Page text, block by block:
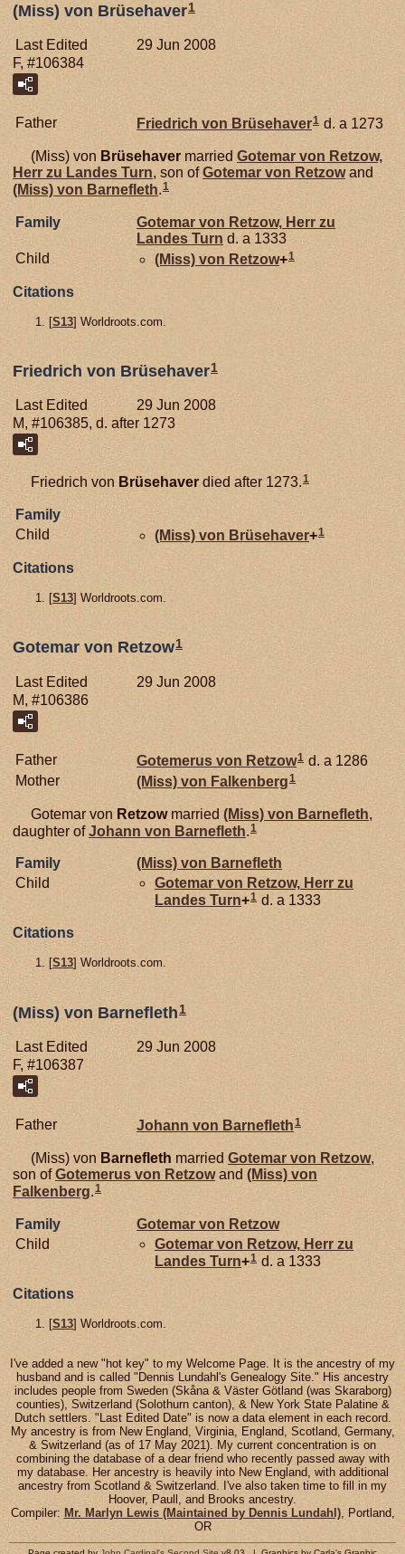
(Miss) von Brüsehaver1
Last Edited
29 Jun 2008
F, #106384
Father Friedrich von Brüsehaver1 d. a 1273
(Miss) von Brüsehaver married Gotemar von Retzow,
Herr zu Landes Turn, son ofGotemar von Retzowand
(Miss) von Barnefleth.1
Family Gotemar von Retzow, Herr zu
Landes Turn d. a 1333
Child
(Miss) von Retzow+1
Citations
[S13] Worldroots.com.
Friedrich von Brüsehaver1
Last Edited
29 Jun 2008
M, #106385, d. after 1273
Friedrich von Brüsehaver died after 1273.1
Family
Child
(Miss) von Brüsehaver+1
Citations
[S13] Worldroots.com.
Gotemar von Retzow1
Last Edited
29 Jun 2008
M, #106386
Father Gotemerus von Retzow1 d. a 1286
Mother
(Miss) von Falkenberg1
Gotemar von Retzowmarried (Miss) von Barnefleth,
daughter ofJohann von Barnefleth.1
Family (Miss) von Barnefleth
Child
Gotemar von Retzow, Herr zu
Landes Turn+1 d. a 1333
Citations
[S13] Worldroots.com.
(Miss) von Barnefleth 1
Last Edited
29 Jun 2008
F, #106387
Father Johann von Barnefleth1
(Miss) von Barnefleth married Gotemar von Retzow,
son ofGotemerus von Retzowand (Miss) von
Falkenberg.1
Family Gotemar von Retzow
Child
Gotemar von Retzow,Herr zu
Landes Turn+1 d. a 1333
Citations
[S13] Worldroots.com.
I've added a new "hot key" to my Welcome Page. It is the ancestry of my
husband and is called "Dennis Lundahl's Genealogy Site." His ancestry
includes people from Sweden (Skåna & Väster Götland (was Skaraborg)
counties), Switzerland (Solothurn canton), & New York State Palatine &
Dutch settlers. "Last Edited Date" is now a data element in each record.
My ancestry is from New England, Virginia, England, Scotland, Germany,
& Switzerland (as of 17 May 2021). My current concentration is on
combining the database of a dear friend who recently passed away with
my database. Her ancestry is heavily into New England, with additional
ancestry from Scotland & Switzerland. I've also taken time to fill in my
Hoover, Paull, and Brooks ancestry.
Compiler: Mr. Marlyn Lewis (Maintained by Dennis Lundahl), Portland,
OR